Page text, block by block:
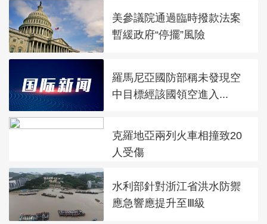
美參議院通過臨時撥款法案
暫緩政府“停擺”風險
羅馬尼亞國防部稱未發現空
中目標經該國領空進入...
克羅地亞兩列火車相撞致20
人受傷
水利部針對浙江省洪水防禦
應急響應提升至Ⅲ級